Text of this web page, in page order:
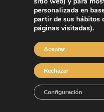
Si estás de viaje o
Vogue Fashion
conductores
de ocio según tus
jornada del evento.
Si eres de la
que nunca. Los
personalizada en
partir de sus hábitos
páginas visitadas).
Aceptar
Rechazar
Configuración